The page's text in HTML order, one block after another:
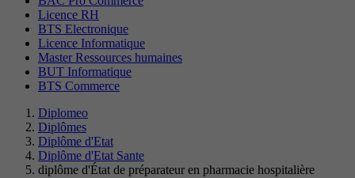
Licence RH
BTS Electronique
Licence Informatique
Master Ressources humaines
BUT Informatique
BTS Commerce
Diplomeo
Diplômes
Diplôme d'Etat
Diplôme d'Etat Sante
diplôme d'État de préparateur en pharmacie hospitalière